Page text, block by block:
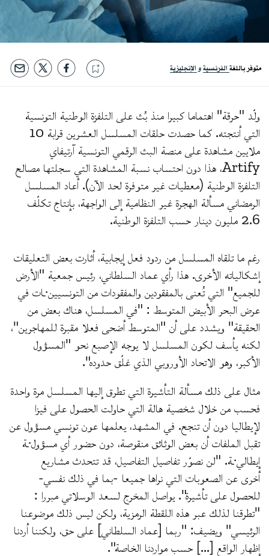
متوفر باللغة الفرنسية الإنجليزية
ولّد "حرقة" اهتماما كبيرا منذ بُث على التلفزة الوطنية التونسية
التي أنتجته. كما حصدت حلقات المسلسل العشرين قرابة 10
ملايين مشاهدة على منصة البث الرقمي التونسية آرتيفاي
Artify، هذا دون احتساب نسبة المشاهدة التي سجلتها مصالح
التلفزة الوطنية (معطيات غير متوفرة لحد الآن). أعاد المسلسل
الرمضاني مسألة الهجرة غير النظامية إلى الواجهة، بإنتاج تكلّف
2.6 مليون دينار حسب التلفزة الوطنية.
رغم ما تلقاه المسلسل من ردود فعل إيجابية، أثارت بعض التعليقات
إشكالياته الأخرى. هذا رأي عماد السلطاني، رئيس جمعية "الأرض
للجميع" التي تُعنى بالمفقودين والمفقودات من التونسيين·ـات في
عرض البحر الأبيض المتوسط : "في المسلسل، هناك بعض من
الحقيقة" ويشدد على أن "المتوسط أضحى فعلا مقبرة للمهاجرين"،
لكنه يأسف لكون المسلسل لا يوجه الإصبع نحو "المسؤول
الأكبر، وهو الاتحاد الأوروبي الذي غلّق حدوده".
مثال على ذلك مسألة التأشيرة التي تطرق إليها المسلسل مرة واحدة
فحسب من خلال شخصية هالة التي حاولت الحصول على فيزا
لإيطاليا دون أن تنجح. في المشهد، يعلمها عون تونسي مسؤول عن
تقبل الملفات أن بعض الوثائق منقوصة، دون حضور أي مسؤول·ـة
إيطالي·ـة. "لن نصوّر تفاصيل التفاصيل، قد تتحدث مشاريع
أخرى عن الصعوبات التي نراها جميعا -بما في ذلك نفسي-
للحصول على تأشيرة". يواصل المخرج لسعد الوسلاتي مبررا :
"تطرقنا لذلك عبر هذه اللقطة الرمزية، ولكن ليس ذلك موضوعنا
الرئيسي" ويضيف: "ربما [عماد السلطاني] على حق، ولكننا أردنا
إظهار الواقع [...] حسب مواردنا الخاصة".